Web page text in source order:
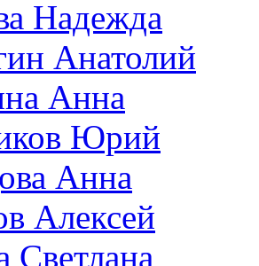
Надежда
Анатолий
Анна
Юрий
Анна
Алексей
Светлана